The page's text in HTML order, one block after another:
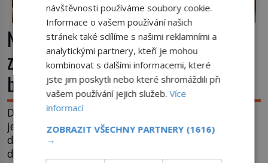
Nápoj, která chutná po seně. Jak
znechucený Američan vymyslel
brčko
Dnes je brčko naprostou samozřejmostí. Jenže
ještě v 19. století lidé upíjejí limonády i koktejly
dutými stébly žita nebo žitné slámy. Fungují sice
dobře, mají ale jednu nepříjemnou vlastnost po
návštěvnosti používáme soubory cookie.
Informace o vašem používání našich
stránek také sdílíme s našimi reklamními a
analytickými partnery, kteří je mohou
kombinovat s dalšími informacemi, které
jste jim poskytli nebo které shromáždili při
vašem používání jejich služeb.Více
informací
ZOBRAZIT VŠECHNY PARTNERY (1616)
→